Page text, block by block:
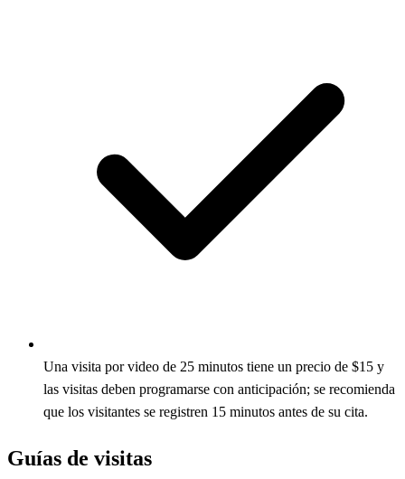
Una visita por video de 25 minutos tiene un precio de $15 y
las visitas deben programarse con anticipación; se recomienda
que los visitantes se registren 15 minutos antes de su cita.
Guías de visitas